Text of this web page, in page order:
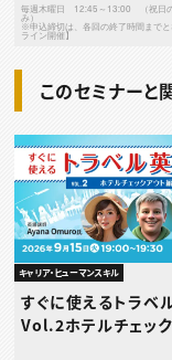
毎週木曜日 12:45～13:00 （祝日
み）
※申込締切は、各回の終了時間まで
ライン開催】
このセミナーと
キャリア・ヒューマンスキル
すぐに使えるトラベ
Vol.2ホテルチェッ